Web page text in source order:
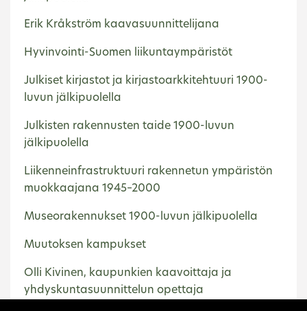
Erik Kråkström kaavasuunnittelijana
Hyvinvointi-Suomen liikuntaympäristöt
Julkiset kirjastot ja kirjastoarkkitehtuuri 1900-
luvun jälkipuolella
Julkisten rakennusten taide 1900-luvun
jälkipuolella
Liikenneinfrastruktuuri rakennetun ympäristön
muokkaajana 1945–2000
Museorakennukset 1900-luvun jälkipuolella
Muutoksen kampukset
Olli Kivinen, kaupunkien kaavoittaja ja
yhdyskuntasuunnittelun opettaja